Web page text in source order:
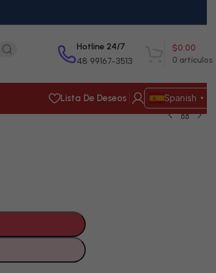
Hotline 24/7
48 99167-3513 0 artículos
$0.00
Lista De Deseos Spanish ▼